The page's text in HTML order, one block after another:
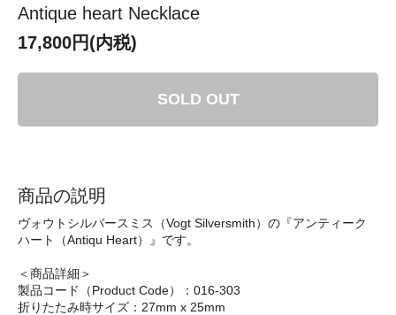
Antique heart Necklace
17,800円(内税)
SOLD OUT
商品の説明
ヴォウトシルバースミス（Vogt Silversmith）の『アンティーク
ハート（Antiqu Heart）』です。
＜商品詳細＞
製品コード（Product Code）：016-303
折りたたみ時サイズ：27mm x 25mm